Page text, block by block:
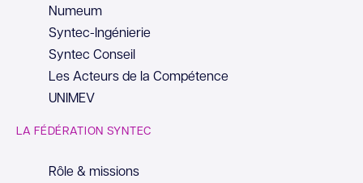
Numeum
Syntec-Ingénierie
Syntec Conseil
Les Acteurs de la Compétence
UNIMEV
LA FÉDÉRATION SYNTEC
Rôle & missions